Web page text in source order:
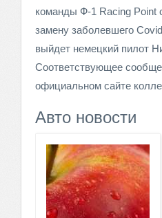
команды Ф-1 Racing Point
замену заболевшего
выйдет немецкий пилот
Соответствующее
официальном сайте
Авто новости